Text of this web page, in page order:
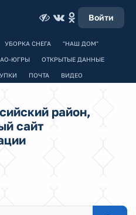
Войти
УБОРКА СНЕГА "НАШ ДОМ"
ЮГРЫ ОТКРЫТЫЕ ДАННЫЕ
ПОЧТА ВИДЕО
район,
сайт